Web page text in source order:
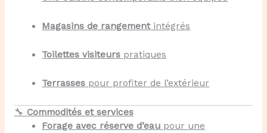
Magasins de rangementintégrés
Toilettes visiteurs pratiques
Terrasses pour profiter de l’extérieur
🔧 Commodités et services
Forage avec réserve d’eau pour une